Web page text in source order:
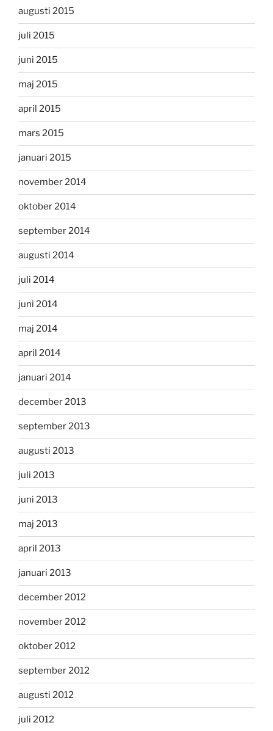
augusti 2015
juli 2015
juni 2015
maj 2015
april 2015
mars 2015
januari 2015
november 2014
oktober 2014
september 2014
augusti 2014
juli 2014
juni 2014
maj 2014
april 2014
januari 2014
december 2013
september 2013
augusti 2013
juli 2013
juni 2013
maj 2013
april 2013
januari 2013
december 2012
november 2012
oktober 2012
september 2012
augusti 2012
juli 2012